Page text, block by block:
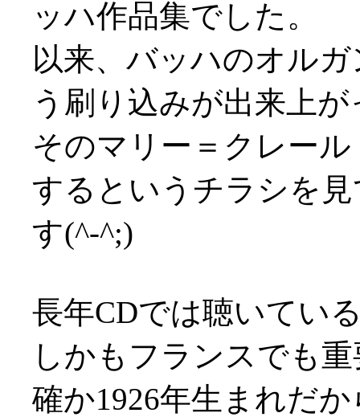
ッハ作品集でした。
以来、バッハのオル
う刷り込みが出来上
そのマリー＝クレー
するというチラシを
す(^-^;)
長年CDでは聴いてい
しかもフランスでも
確か1926年生まれだ